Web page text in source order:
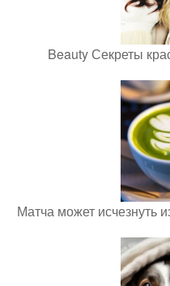
Beauty Секреты
Матча может исчезнуть